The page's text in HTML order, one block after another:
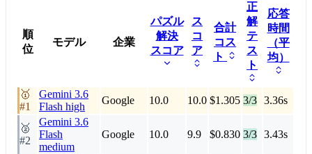
順
位
モデル 企業
パズル
解決
スコア
ス
コ
ア
合計
コス
ト
正
解
テ
ス
ト
応答
時間
（平
均）
🥇
#1
Gemini 3.6
Flash high
Google 10.0 10.0 $1.305 3/3 3.36s
🥈
#2
Gemini 3.6
Flash
medium
Google 10.0 9.9 $0.830 3/3 3.43s